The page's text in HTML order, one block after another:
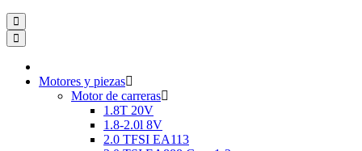
Motores y piezas
Motor de carreras
1.8T 20V
1.8-2.0l 8V
2.0 TFSI EA113